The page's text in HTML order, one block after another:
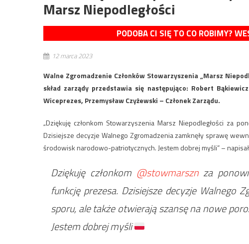
Marsz Niepodległości
PODOBA CI SIĘ TO CO ROBIMY?
12 marca 2023
Walne Zgromadzenie Członków Stowarzyszenia „Marsz
skład zarządy przedstawia się następująco: Robert
Wiceprezes, Przemysław Czyżewski – Członek Zarządu.
„Dziękuję członkom Stowarzyszenia Marsz Niepodległości za
Dzisiejsze decyzje Walnego Zgromadzenia zamknęły sprawę
środowisk narodowo-patriotycznych. Jestem dobrej myśli” –
Dziękuję członkom @stowmarsznza
funkcję prezesa. Dzisiejsze decyzje Walnego
sporu, ale także otwierają szansę na nowe
Jestem dobrej myśli